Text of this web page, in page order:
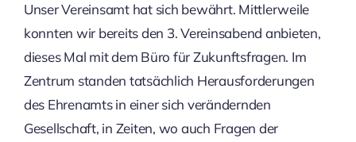
Unser Vereinsamt hat sich bewährt. Mittlerweile
konnten wir bereits den 3. Vereinsabend anbieten,
dieses Mal mit dem Büro für Zukunftsfragen. Im
Zentrum standen tatsächlich Herausforderungen
des Ehrenamts in einer sich verändernden
Gesellschaft, in Zeiten, wo auch Fragen der